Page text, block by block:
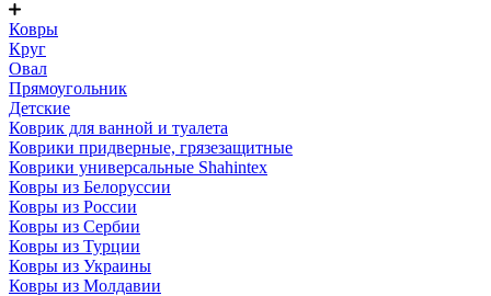
Ковры
Круг
Овал
Прямоугольник
Детские
Коврик для ванной и туалета
Коврики придверные, грязезащитные
Коврики универсальные Shahintex
Ковры из Белоруссии
Ковры из России
Ковры из Сербии
Ковры из Турции
Ковры из Украины
Ковры из Молдавии